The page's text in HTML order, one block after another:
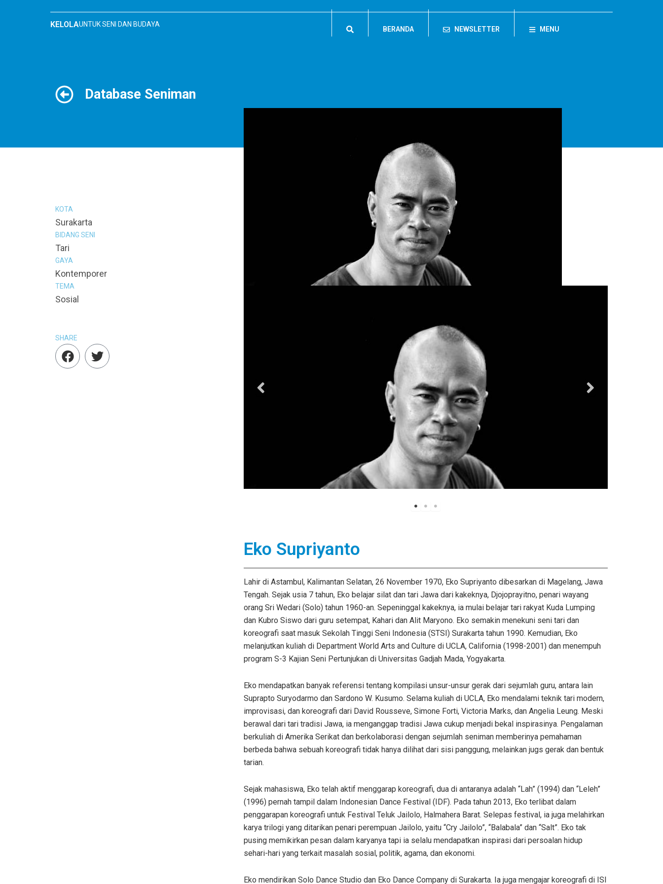
KELOLAUNTUK SENI DAN BUDAYA
BERANDA NEWSLETTER MENU
Database Seniman
KOTA
Surakarta
BIDANG SENI
Tari
GAYA
Kontemporer
TEMA
Sosial
SHARE
F
a
T
w
Eko Supriyanto
Lahir di Astambul, Kalimantan Selatan, 26 November 1970, Eko Supriyanto dibesarkan di Magelang, Jawa
Tengah. Sejak usia 7 tahun, Eko belajar silat dan tari Jawa dari kakeknya, Djojoprayitno, penari wayang
orang Sri Wedari (Solo) tahun 1960-an. Sepeninggal kakeknya, ia mulai belajar tari rakyat Kuda Lumping
dan Kubro Siswo dari guru setempat, Kahari dan Alit Maryono. Eko semakin menekuni seni tari dan
koreografi saat masuk Sekolah Tinggi Seni Indonesia (STSI) Surakarta tahun 1990. Kemudian, Eko
melanjutkan kuliah di Department World Arts and Culture di UCLA, California (1998-2001) dan menempuh
program S-3 Kajian Seni Pertunjukan di Universitas Gadjah Mada, Yogyakarta.
Eko mendapatkan banyak referensi tentang kompilasi unsur-unsur gerak dari sejumlah guru, antara lain
Suprapto Suryodarmo dan Sardono W. Kusumo. Selama kuliah di UCLA, Eko mendalami teknik tari modern,
improvisasi, dan koreografi dari David Rousseve, Simone Forti, Victoria Marks, dan Angelia Leung. Meski
berawal dari tari tradisi Jawa, ia menganggap tradisi Jawa cukup menjadi bekal inspirasinya. Pengalaman
berkuliah di Amerika Serikat dan berkolaborasi dengan sejumlah seniman memberinya pemahaman
berbeda bahwa sebuah koreografi tidak hanya dilihat dari sisi panggung, melainkan jugs gerak dan bentuk
tarian.
Sejak mahasiswa, Eko telah aktif menggarap koreografi, dua di antaranya adalah “Lah” (1994) dan “Leleh”
(1996) pernah tampil dalam Indonesian Dance Festival (IDF). Pada tahun 2013, Eko terlibat dalam
penggarapan koreografi untuk Festival Teluk Jailolo, Halmahera Barat. Selepas festival, ia juga melahirkan
karya trilogi yang ditarikan penari perempuan Jailolo, yaitu “Cry Jailolo”, “Balabala” dan “Salt”. Eko tak
pusing memikirkan pesan dalam karyanya tapi ia selalu mendapatkan inspirasi dari persoalan hidup
sehari-hari yang terkait masalah sosial, politik, agama, dan ekonomi.
Eko mendirikan Solo Dance Studio dan Eko Dance Company di Surakarta. Ia juga mengajar koreografi di ISI